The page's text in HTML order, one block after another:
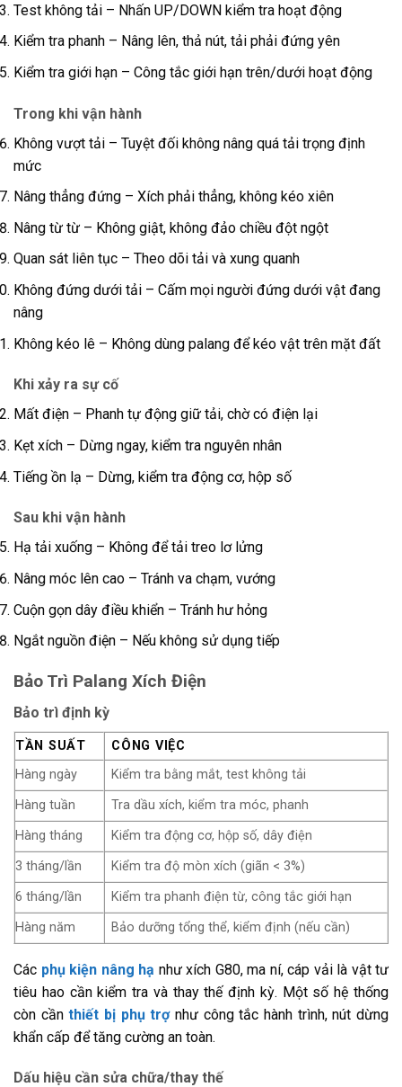
Test không tải – Nhấn UP/DOWN kiểm tra hoạt động
Kiểm tra phanh – Nâng lên, thả nút, tải phải đứng yên
Kiểm tra giới hạn – Công tắc giới hạn trên/dưới hoạt động
Trong khi vận hành
Không vượt tải – Tuyệt đối không nâng quá tải trọng định
mức
Nâng thẳng đứng – Xích phải thẳng, không kéo xiên
Nâng từ từ – Không giật, không đảo chiều đột ngột
Quan sát liên tục – Theo dõi tải và xung quanh
Không đứng dưới tải – Cấm mọi người đứng dưới vật đang
nâng
Không kéo lê – Không dùng palang để kéo vật trên mặt đất
Khi xảy ra sự cố
Mất điện – Phanh tự động giữ tải, chờ có điện lại
Kẹt xích – Dừng ngay, kiểm tra nguyên nhân
Tiếng ồn lạ – Dừng, kiểm tra động cơ, hộp số
Sau khi vận hành
Hạ tải xuống – Không để tải treo lơ lửng
Nâng móc lên cao – Tránh va chạm, vướng
Cuộn gọn dây điều khiển – Tránh hư hỏng
Ngắt nguồn điện – Nếu không sử dụng tiếp
Bảo Trì Palang Xích Điện
Bảo trì định kỳ
TẦN SUẤT
CÔNG VIỆC
Hàng ngày
Kiểm tra bằng mắt, test không tải
Hàng tuần
Tra dầu xích, kiểm tra móc, phanh
Hàng tháng
Kiểm tra động cơ, hộp số, dây điện
3 tháng/lần
Kiểm tra độ mòn xích (giãn < 3%)
6 tháng/lần
Kiểm tra phanh điện từ, công tắc giới hạn
Hàng năm
Bảo dưỡng tổng thể, kiểm định (nếu cần)
Các phụ kiện nâng hạ như xích G80, ma ní, cáp vải là vật tư
tiêu hao cần kiểm tra và thay thế định kỳ. Một số hệ thống
còn cầnthiết bị phụ trợnhư công tắc hành trình, nút dừng
khẩn cấp để tăng cường an toàn.
Dấu hiệu cần sửa chữa/thay thế